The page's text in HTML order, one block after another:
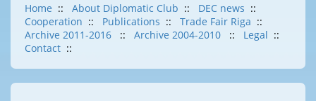
Home :: About Diplomatic Club :: DEC news ::
Cooperation :: Publications :: Trade Fair Riga ::
Archive 2011-2016
:: Archive 2004-2010 :: Legal ::
Contact ::